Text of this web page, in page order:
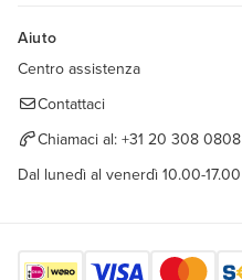
Aiuto
Centro assistenza
Contattaci
Chiamaci al: +31 20 308 0808
Dal lunedì al venerdì 10.00-17.00